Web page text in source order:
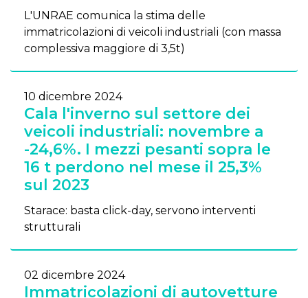
L'UNRAE comunica la stima delle
immatricolazioni di veicoli industriali (con massa
complessiva maggiore di 3,5t)
10 dicembre 2024
Cala l'inverno sul settore dei
veicoli industriali: novembre a
-24,6%. I mezzi pesanti sopra le
16 t perdono nel mese il 25,3%
sul 2023
Starace: basta click-day, servono interventi
strutturali
02 dicembre 2024
Immatricolazioni di autovetture